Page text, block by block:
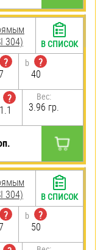
304)
?
b
?
40
?
1.1
Вес:
3.96 гр.
В СПИСОК
304)
?
b
?
50
В СПИСОК